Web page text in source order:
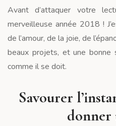
Avant d’attaquer votre
merveilleuse année 2018 !
de l’amour, de la joie, de
beaux projets, et une
comme il se doit.
Savourer
donner